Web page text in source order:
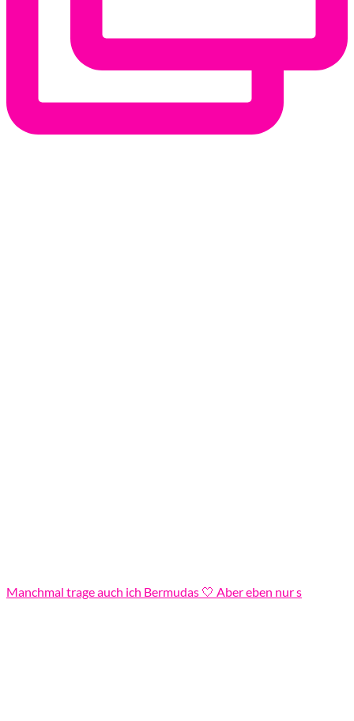
Manchmal trage auch ich Bermudas 🤍 Aber eben nur s